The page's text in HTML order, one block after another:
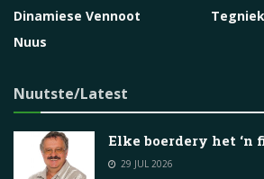
Dinamiese Vennoot
Nuus
Tegniek
Nuutste/Latest
Elke boerdery het ‘n
29 JUL 2026